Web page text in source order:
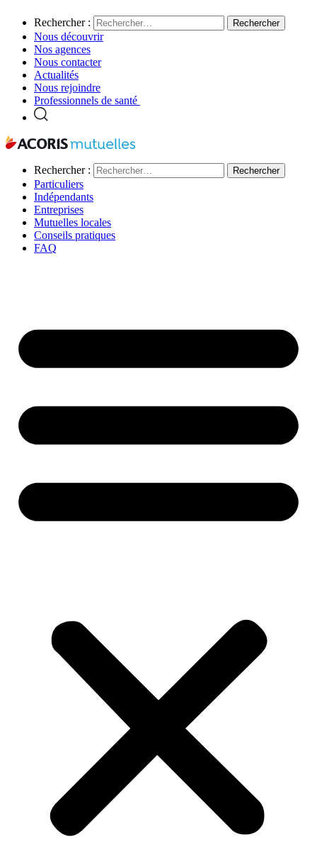
Rechercher :
Nous découvrir
Nos agences
Nous contacter
Actualités
Nous rejoindre
Professionnels de santé
Rechercher :
Particuliers
Indépendants
Entreprises
Mutuelles locales
Conseils pratiques
FAQ